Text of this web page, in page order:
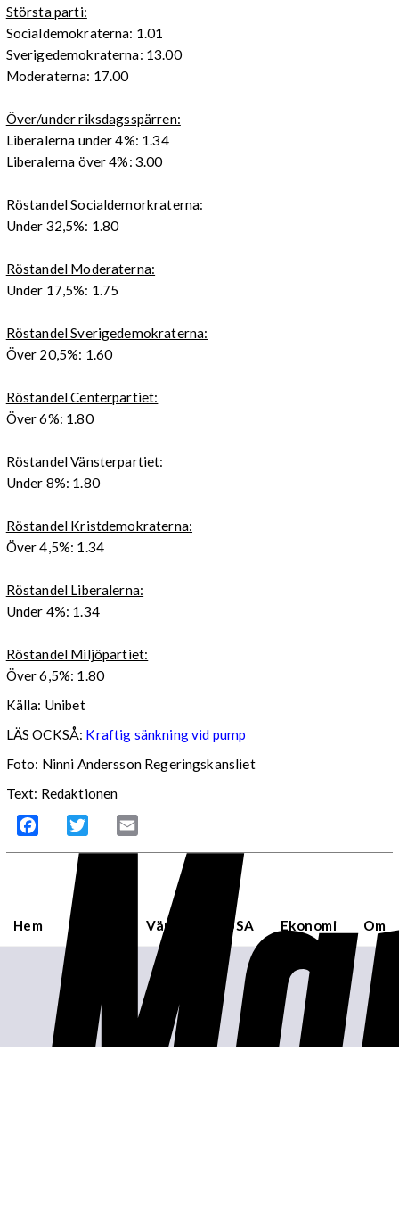
Största parti:
Socialdemokraterna: 1.01
Sverigedemokraterna: 13.00
Moderaterna: 17.00
Över/under riksdagsspärren:
Liberalerna under 4%: 1.34
Liberalerna över 4%: 3.00
Röstandel Socialdemorkraterna:
Under 32,5%: 1.80
Röstandel Moderaterna:
Under 17,5%: 1.75
Röstandel Sverigedemokraterna:
Över 20,5%: 1.60
Röstandel Centerpartiet:
Över 6%: 1.80
Röstandel Vänsterpartiet:
Under 8%: 1.80
Röstandel Kristdemokraterna:
Över 4,5%: 1.34
Röstandel Liberalerna:
Under 4%: 1.34
Röstandel Miljöpartiet:
Över 6,5%: 1.80
Källa: Unibet
LÄS OCKSÅ: Kraftig sänkning vid pump
Foto: Ninni Andersson Regeringskansliet
Text: Redaktionen
Facebook Twitter
Hem Sverige Världen USA Ekonomi Om